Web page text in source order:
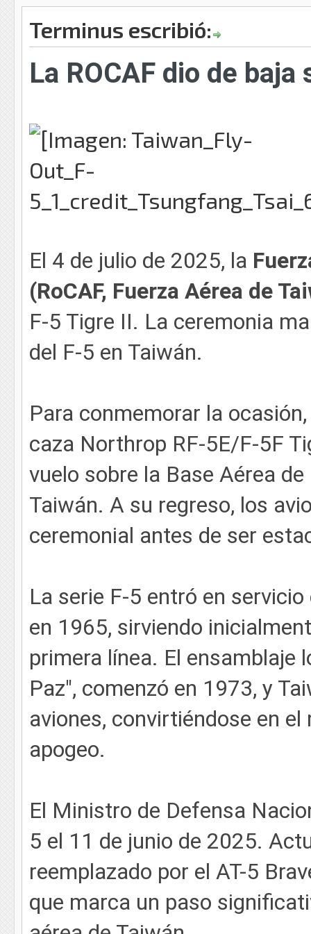
Terminus escribió:
La ROCAF dio de
El 4 de julio de 2025, la
(RoCAF, Fuerza Aérea de
F-5 Tigre II. La ceremonia
del F-5 en Taiwán.
Para conmemorar la
caza Northrop RF-5E/F-5F
vuelo sobre la Base Aérea
Taiwán. A su regreso, los
ceremonial antes de ser
La serie F-5 entró en
en 1965, sirviendo
primera línea. El ensamblaje
Paz", comenzó en 1973, y
aviones, convirtiéndose en
apogeo.
El Ministro de Defensa
5 el 11 de junio de 2025.
reemplazado por el AT-5
que marca un paso